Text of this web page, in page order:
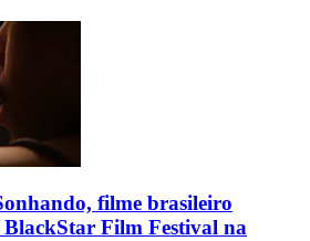
filme brasileiro
BlackStar Film Festival na